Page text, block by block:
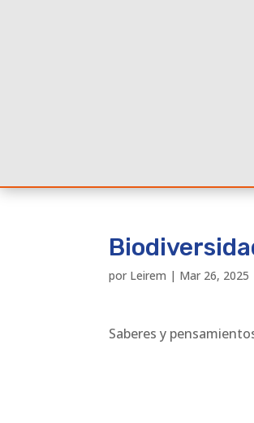
por Leirem | Mar 26, 2025
Saberes y